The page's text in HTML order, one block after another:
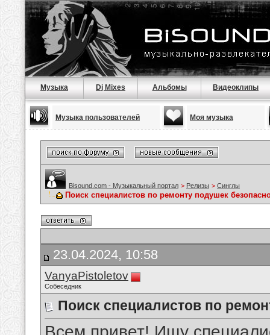
Музыка Dj Mixes Альбомы Видеоклипы
Музыка пользователей Моя музыка
Bisound.com - Музыкальный портал > Релизы > Синглы
Поиск специалистов по ремонту подушек
23.04.2024, 10:58
VanyaPistoletov
Собеседник
Поиск специалистов по